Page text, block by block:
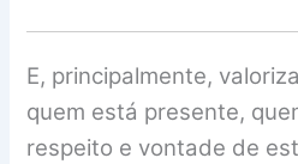
E, principalmente,
quem está presente,
respeito e vontade de